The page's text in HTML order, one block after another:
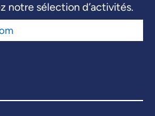
notre sélection d’activités.